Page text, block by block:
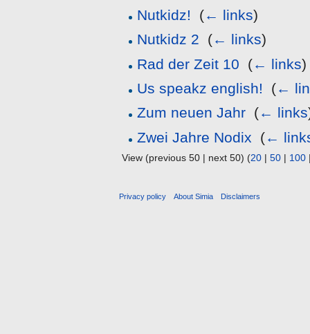
Nutkidz!
(← links)
Nutkidz 2 (← links)
Rad der Zeit 10 (← links)
Us speakz english!
(←
Zum neuen Jahr (← links
Zwei Jahre Nodix (←
View (previous 50 | next 50) (20 | 50 | 100
Privacy policy About Simia Disclaimers